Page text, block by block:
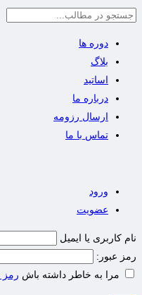
دوره ها
بلاگ
اساتید
درباره ما
ارسال رزومه
تماس با ما
ورود
عضویت
نام کاربری یا ایمیل
رمز عبور:
مرا به خاطر داشته باش رمز